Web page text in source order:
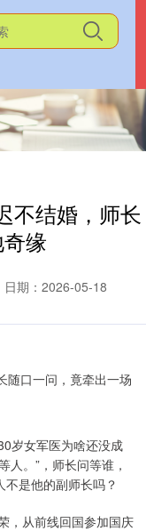
不结婚，师长
缘
日期：2026-05-18
岁女军医为啥还没成
人。”，师长问等谁，
是他的副师长吗？
，从前线回国参加国庆